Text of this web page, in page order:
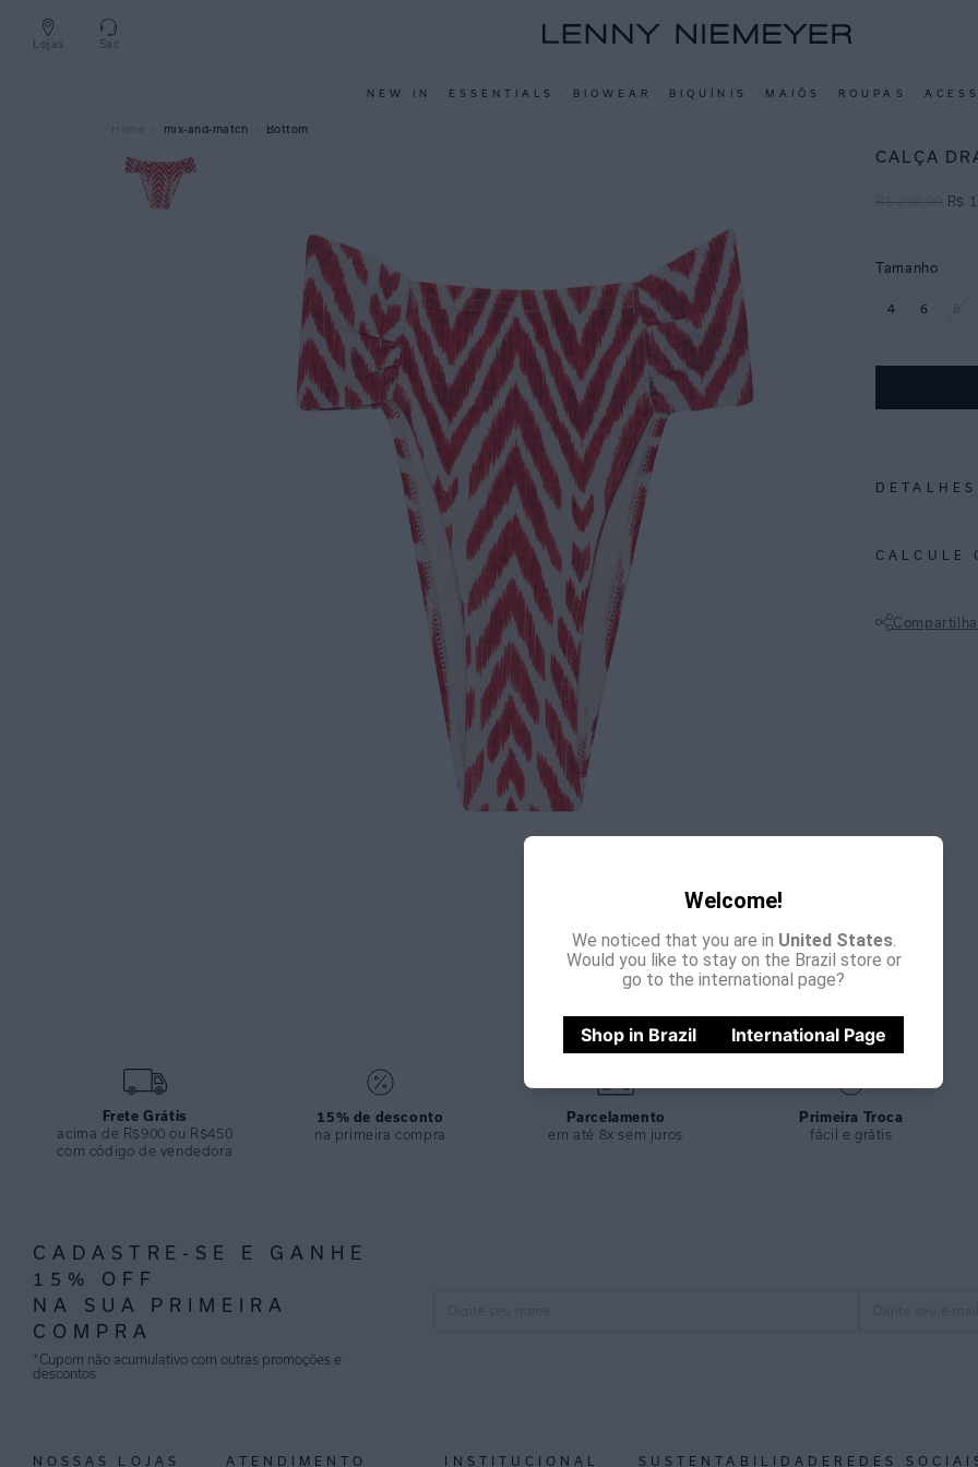
Lojas Sac
NEW IN ESSENTIALS BIOWEAR BIQUÍNIS MAIÔS ROUPAS
Welcome!
We noticed that you are in United States.
Would you like to stay on the Brazil store or
go to the international page?
Shop in Brazil International Page
mix-and-match Bottom
CALÇA
R$ 238,00 R$
Tamanho
4 6
artesanal.
CALCULE
Frete Grátis
acima de R$900 ou R$450
com código de vendedora
15% de desconto
na primeira compra
Parcelamento
em até 8x sem juros
Primeira Troca
fácil e grátis
CADASTRE-SE E GANHE
15% OFF
NA SUA PRIMEIRA
COMPRA
*Cupom não acumulativo com outras promoções e
descontos
NOSSAS LOJAS ATENDIMENTO INSTITUCIONAL SUSTENTABILIDADE REDES